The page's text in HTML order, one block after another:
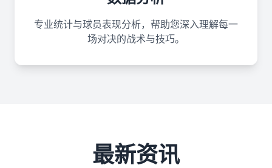
专业统计与球员表现分析，帮助您深入理解每一
场对决的战术与技巧。
最新资讯